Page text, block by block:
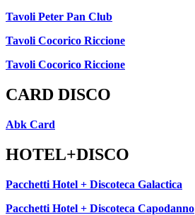
Tavoli Peter Pan Club
Tavoli Cocorico Riccione
Tavoli Cocorico Riccione
CARD DISCO
Abk Card
HOTEL+DISCO
Pacchetti Hotel + Discoteca Galactica
Pacchetti Hotel + Discoteca Capodanno